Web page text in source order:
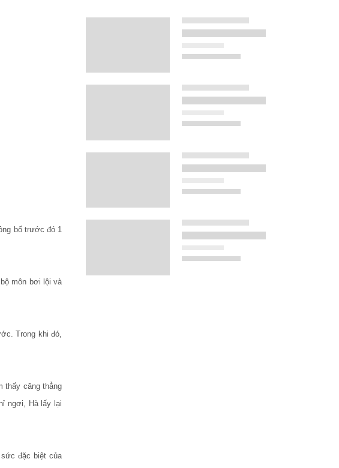
bố trước đó 1
môn bơi lội và
Trong khi đó,
thấy căng thẳng
ngơi, Hà lấy lại
đặc biệt của